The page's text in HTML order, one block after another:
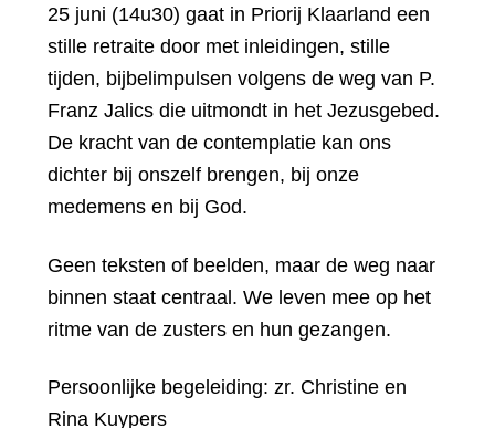
25 juni (14u30) gaat in Priorij Klaarland een
stille retraite door met inleidingen, stille
tijden, bijbelimpulsen volgens de weg van P.
Franz Jalics die uitmondt in het Jezusgebed.
De kracht van de contemplatie kan ons
dichter bij onszelf brengen, bij onze
medemens en bij God.
Geen teksten of beelden, maar de weg naar
binnen staat centraal. We leven mee op het
ritme van de zusters en hun gezangen.
Persoonlijke begeleiding: zr. Christine en
Rina Kuypers